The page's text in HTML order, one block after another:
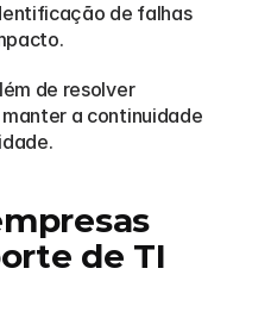
de falhas
de resolver
a continuidade
de TI